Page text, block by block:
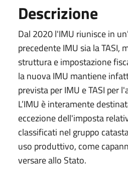
Descrizione
Dal 2020 l'IMU riunisce in
precedente IMU sia la TASI,
struttura e impostazione
la nuova IMU mantiene
prevista per IMU e TASI per
L’IMU è interamente
eccezione dell'imposta
classificati nel gruppo
uso produttivo, come
versare allo Stato.